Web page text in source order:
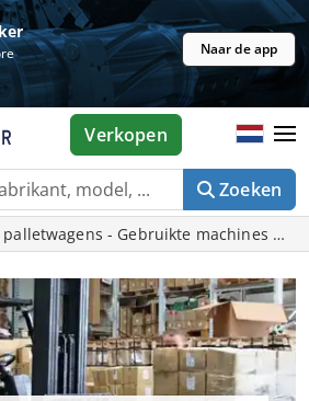
Naar de app
Zoeken
Verkopen
- Gebruikte machines op